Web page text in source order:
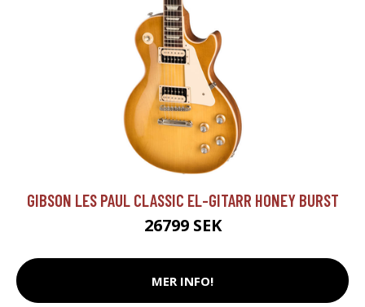
GIBSON LES PAUL CLASSIC EL-GITARR HONEY BURST
26799 SEK
MER INFO!